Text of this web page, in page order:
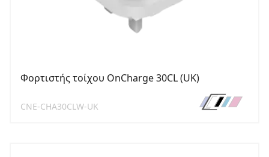
Φορτιστής τοίχου OnCharge 30CL (UK)
CNE-CHA30CLW-UK